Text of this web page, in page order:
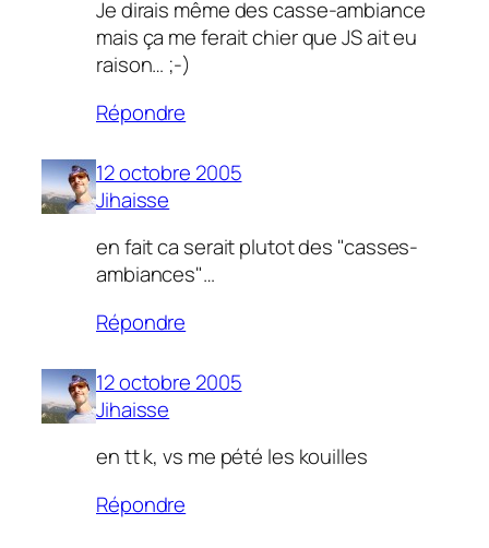
Je dirais même des casse-ambiance
mais ça me ferait chier que JS ait eu
raison… ;-)
Répondre
12 octobre 2005
Jihaisse
en fait ca serait plutot des "casses-
ambiances"…
Répondre
12 octobre 2005
Jihaisse
en tt k, vs me pété les kouilles
Répondre